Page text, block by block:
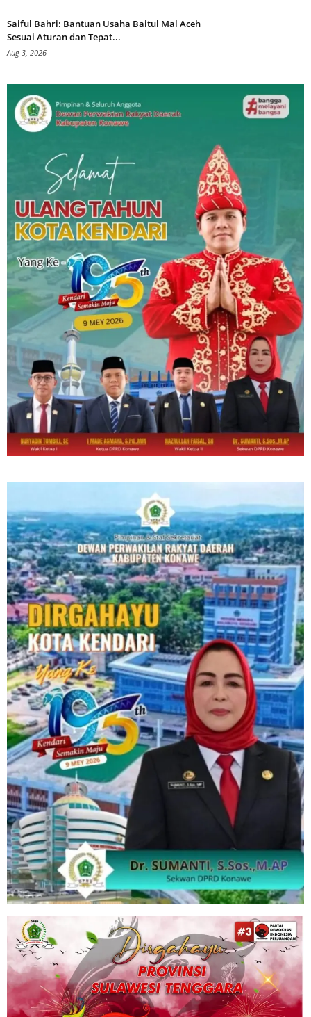
Saiful Bahri: Bantuan Usaha Baitul Mal Aceh
Sesuai Aturan dan Tepat...
Aug 3, 2026